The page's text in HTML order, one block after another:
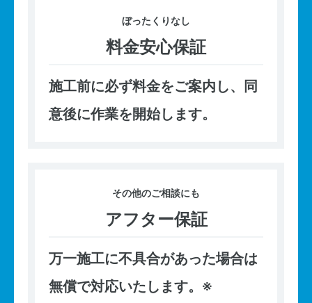
ぼったくりなし
料金安心保証
施工前に必ず料金をご案内し、同
意後に作業を開始します。
その他のご相談にも
アフター保証
万一施工に不具合があった場合は
無償で対応いたします。※